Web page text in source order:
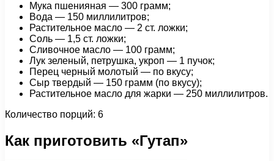
Мука пшенияная — 300 грамм;
Вода — 150 миллилитров;
Растительное масло — 2 ст. ложки;
Соль — 1,5 ст. ложки;
Сливочное масло — 100 грамм;
Лук зеленый, петрушка, укроп — 1 пучок;
Перец черный молотый — по вкусу;
Сыр твердый — 150 грамм (по вкусу);
Растительное масло для жарки — 250 миллилитров.
Количество порций: 6
Как приготовить «Гутап»